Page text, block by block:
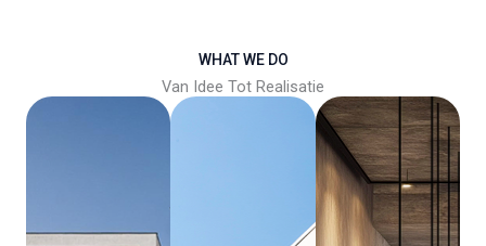
WHAT WE DO
Van Idee Tot Realisatie